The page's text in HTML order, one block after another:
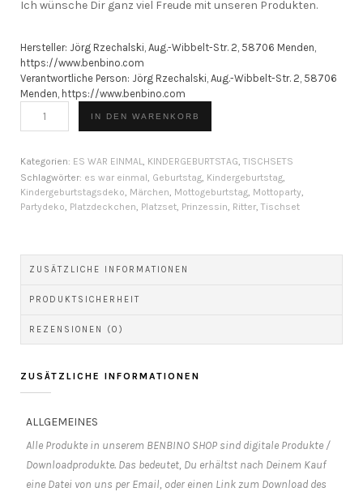
Ich wünsche Dir ganz viel Freude mit unseren Produkten.
Hersteller: Jörg Rzechalski, Aug.-Wibbelt-Str. 2, 58706 Menden,
https://www.benbino.com
Verantwortliche Person: Jörg Rzechalski, Aug.-Wibbelt-Str. 2, 58706
Menden, https://www.benbino.com
war
einmal
|
Tischset
IN DEN WARENKORB
Kategorien: ES WAR EINMAL, KINDERGEBURTSTAG,TISCHSETS
Schlagwörter: es war einmal, Geburtstag, Kindergeburtstag,
Kindergeburtstagsdeko, Märchen, Mottogeburtstag, Mottoparty,
Partydeko, Platzdeckchen, Platzset, Prinzessin, Ritter,Tischset
ZUSÄTZLICHE INFORMATIONEN
PRODUKTSICHERHEIT
REZENSIONEN (0)
ZUSÄTZLICHE INFORMATIONEN
ALLGEMEINES
Alle Produkte in unserem BENBINO SHOP sind digitale Produkte /
Downloadprodukte. Das bedeutet, Du erhältst nach Deinem Kauf
eine Datei von uns per Email, oder einen Link zum Download des